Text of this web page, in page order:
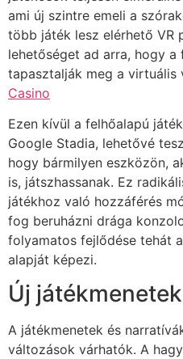
ami új szintre emeli a
több játék lesz elérhető VR
lehetőséget ad arra, hogy a
tapasztalják meg a virtuális
Casino
Ezen kívül a felhőalapú
Google Stadia, lehetővé
hogy bármilyen eszközön,
is, játszhassanak. Ez
játékhoz való hozzáférés
fog beruházni drága
folyamatos fejlődése tehát
alapját képezi.
Új
A játékmenetek és
változások várhatók. A